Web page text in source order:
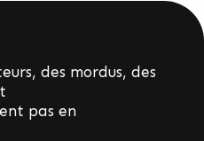
des mordus, des
pas en